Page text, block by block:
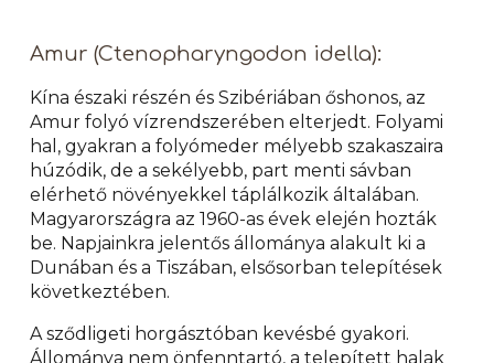
Amur (Ctenopharyngodon idella):
Kína északi részén és Szibériában őshonos, az
Amur folyó vízrendszerében elterjedt. Folyami
hal, gyakran a folyómeder mélyebb szakaszaira
húzódik, de a sekélyebb, part menti sávban
elérhető növényekkel táplálkozik általában.
Magyarországra az 1960-as évek elején hozták
be. Napjainkra jelentős állománya alakult ki a
Dunában és a Tiszában, elsősorban telepítések
következtében.
A sződligeti horgásztóban kevésbé gyakori.
Állománya nem önfenntartó, a telepített halak